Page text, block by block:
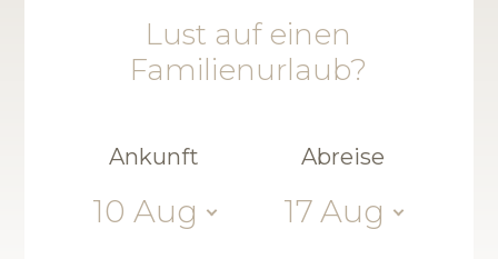
Lust auf einen
Familienurlaub?
Ankunft
10 Aug
Abreise
17 Aug